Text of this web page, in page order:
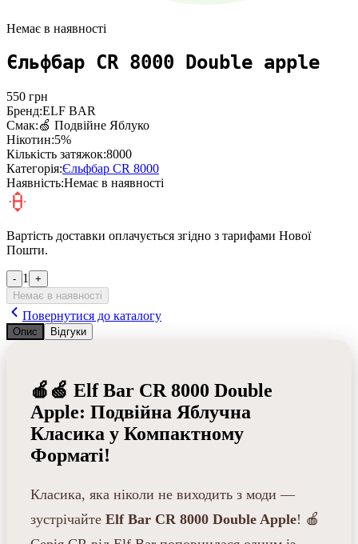
Немає в наявності
Єльфбар CR 8000 Double apple
550 грн
Бренд:ELF BAR
Смак:🍏 Подвійне Яблуко
Нікотин:5%
Кількість затяжок:8000
Категорія:Єльфбар CR 8000
Наявність:Немає в наявності
Вартість доставки оплачується згідно з тарифами Нової
Пошти.
- 1
+
Немає в наявності
Повернутися до каталогу
Опис Відгуки
🍎🍏 Elf Bar CR 8000 Double
Apple: Подвійна Яблучна
Класика у Компактному
Форматі!
Класика, яка ніколи не виходить з моди —
зустрічайте Elf Bar CR 8000 Double Apple! 🍎